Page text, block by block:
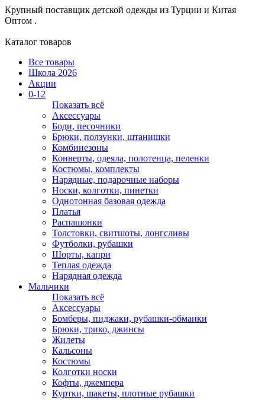
Крупный поставщик детской одежды из Турции и Китая
Оптом .
Каталог товаров
Все товары
Школа 2026
Акции
0-12
Показать всё
Аксессуары
Боди, песочники
Брюки, ползунки, штанишки
Комбинезоны
Конверты, одеяла, полотенца, пеленки
Костюмы, комплекты
Нарядные, подарочные наборы
Носки, колготки, пинетки
Однотонная базовая одежда
Платья
Распашонки
Толстовки, свитшоты, лонгсливы
Футболки, рубашки
Шорты, капри
Теплая одежда
Нарядная одежда
Мальчики
Показать всё
Аксессуары
Бомберы, пиджаки, рубашки-обманки
Брюки, трико, джинсы
Жилеты
Кальсоны
Костюмы
Колготки носки
Кофты, джемпера
Куртки, шакеты, плотные рубашки